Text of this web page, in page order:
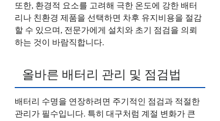
또한, 환경적 요소를 고려해 극한 온도에 강한 배터
리나 친환경 제품을 선택하면 차후 유지비용을 절감
할 수 있으며, 전문가에게 설치와 초기 점검을 의뢰
하는 것이 바람직합니다.
올바른 배터리 관리 및 점검법
배터리 수명을 연장하려면 주기적인 점검과 적절한
관리가 필수입니다. 특히 대구처럼 계절 변화가 큰